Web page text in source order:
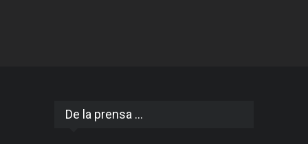
De la prensa ...